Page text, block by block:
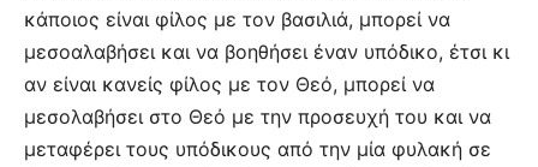
κάποιος είναι φίλος με τον βασιλιά, μπορεί να
μεσοαλαβήσει και να βοηθήσει έναν υπόδικο, έτσι κι
αν είναι κανείς φίλος με τον Θεό, μπορεί να
μεσολαβήσει στο Θεό με την προσευχή του και να
μεταφέρει τους υπόδικους από την μία φυλακή σε